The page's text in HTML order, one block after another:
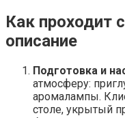
Как проходит
описание
Подготовка и
атмосферу:
аромалампы.
столе, укрытый